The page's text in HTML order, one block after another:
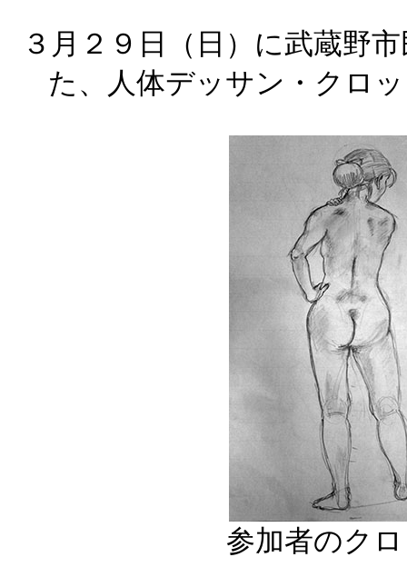
３月２９日（日）に武蔵野
た、人体デッサン・クロ
参加者のク